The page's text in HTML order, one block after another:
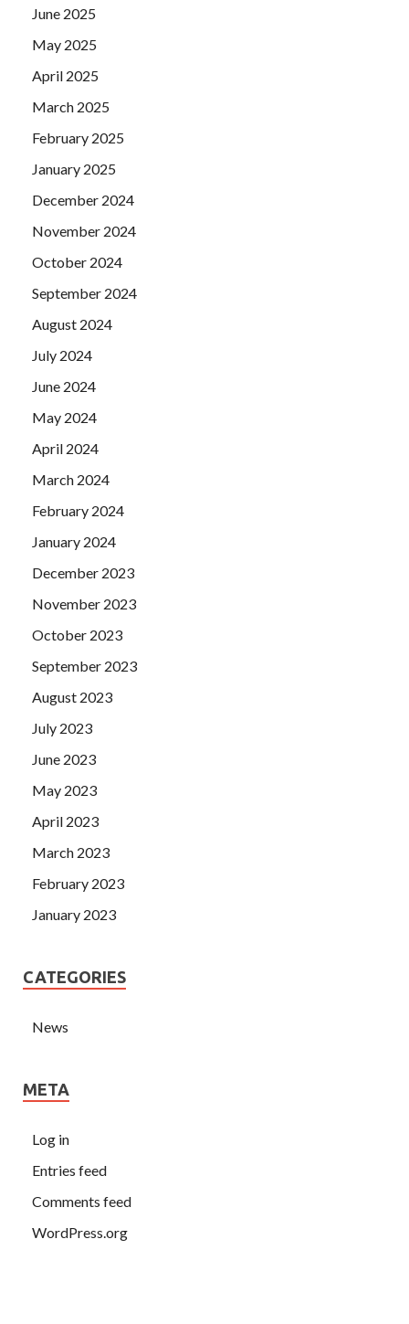
June 2025
May 2025
April 2025
March 2025
February 2025
January 2025
December 2024
November 2024
October 2024
September 2024
August 2024
July 2024
June 2024
May 2024
April 2024
March 2024
February 2024
January 2024
December 2023
November 2023
October 2023
September 2023
August 2023
July 2023
June 2023
May 2023
April 2023
March 2023
February 2023
January 2023
CATEGORIES
News
META
Log in
Entries feed
Comments feed
WordPress.org